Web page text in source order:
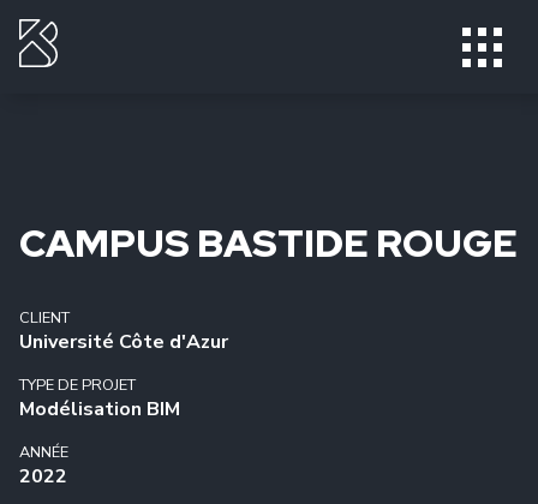
CAMPUS BASTIDE ROUGE
CLIENT
Université Côte d'Azur
TYPE DE PROJET
Modélisation BIM
ANNÉE
2022